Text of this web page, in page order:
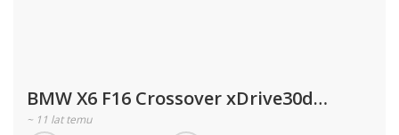
BMW X6 F16 Crossover xDrive30d
258KM 190kW 2014-2019
~ 11 lat temu